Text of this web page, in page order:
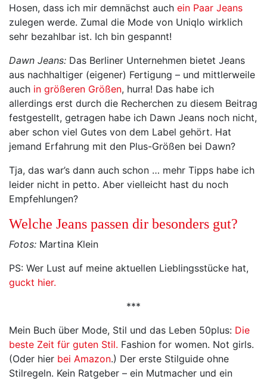
Hosen, dass ich mir demnächst auch ein Paar Jeans
zulegen werde. Zumal die Mode von Uniqlo wirklich
sehr bezahlbar ist. Ich bin gespannt!
Dawn Jeans: Das Berliner Unternehmen bietet Jeans
aus nachhaltiger (eigener) Fertigung – und mittlerweile
auch in größeren Größen, hurra! Das habe ich
allerdings erst durch die Recherchen zu diesem Beitrag
festgestellt, getragen habe ich Dawn Jeans noch nicht,
aber schon viel Gutes von dem Label gehört. Hat
jemand Erfahrung mit den Plus-Größen bei Dawn?
Tja, das war’s dann auch schon … mehr Tipps habe ich
leider nicht in petto. Aber vielleicht hast du noch
Empfehlungen?
Welche Jeans passen dir besonders gut?
Fotos: Martina Klein
PS: Wer Lust auf meine aktuellen Lieblingsstücke hat,
guckt hier.
***
Mein Buch über Mode, Stil und das Leben 50plus: Die
beste Zeit für guten Stil. Fashion for women. Not girls.
(Oder hier bei Amazon.) Der erste Stilguide ohne
Stilregeln. Kein Ratgeber – ein Mutmacher und ein